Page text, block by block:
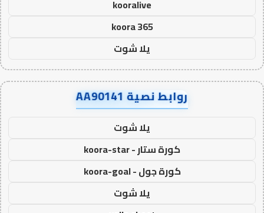
kooralive
koora 365
يلا شوت
روابط نصية AA90141
يلا شوت
كورة ستار - koora-star
كورة جول - koora-goal
يلا شوت